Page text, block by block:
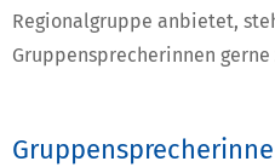
Regionalgruppe anbietet,
Gruppensprecherinnen gerne